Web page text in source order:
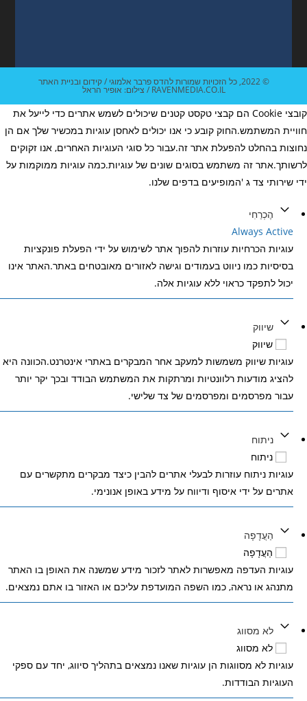
© 2022, כל הזכויות שמורות להדס פרבר אלמוגי / קידום ובניית האתר
RAVENMEDIA.CO.IL / צילום: אופיר הראל
קובצי Cookie הם קבצי טקסט קטנים שיכולים לשמש אתרים כדי לייעל את
חוויית המשתמש.החוק קובע כי אנו יכולים לאחסן עוגיות במכשיר שלך אם הן
נחוצות בהחלט להפעלת אתר זה.עבור כל סוגי העוגיות האחרים, אנו זקוקים
לרשותך.אתר זה משתמש בסוגים שונים של עוגיות.כמה עוגיות ממוקמות על
ידי שירותי צד ג 'המופיעים בדפים שלנו.
הֶכְרֵחִי
Always Active
עוגיות הכרחיות עוזרות להפוך אתר לשימוש על ידי הפעלת פונקציות
בסיסיות כמו ניווט בעמודים וגישה לאזורים מאובטחים באתר.האתר אינו
יכול לתפקד כראוי ללא עוגיות אלה.
שיווק
שיווק
עוגיות שיווק משמשות למעקב אחר המבקרים באתרי אינטרנט.הכוונה היא
להציג מודעות רלוונטיות ומרתקות את המשתמש הבודד ובכך יקר יותר
עבור מפרסמים ומפרסמים של צד שלישי.
ניתוח
ניתוח
עוגיות ניתוח עוזרות לבעלי אתרים להבין כיצד מבקרים מתקשרים עם
אתרים על ידי איסוף ודיווח על מידע באופן אנונימי.
הַעֲדָפָה
הַעֲדָפָה
עוגיות העדפה מאפשרות לאתר לזכור מידע שמשנה את האופן בו האתר
מתנהג או נראה, כמו השפה המועדפת עליכם או האזור בו אתם נמצאים.
לא מסווג
לא מסווג
עוגיות לא מסווגות הן עוגיות שאנו נמצאים בתהליך סיווג, יחד עם ספקי
העוגיות הבודדות.